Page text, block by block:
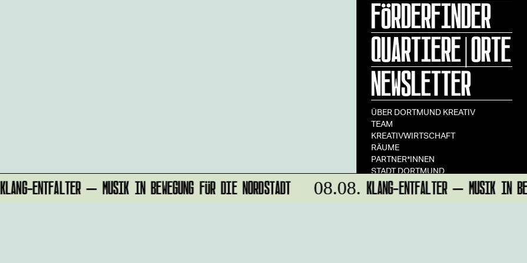
FÖRDERFINDER
QUARTIERE|ORTE
NEWSLETTER
ÜBER DORTMUND KREATIV
TEAM
KREATIVWIRTSCHAFT
RÄUME
PARTNER*INNEN
STADT DORTMUND
IMPRESSUM
DATENSCHUTZ
ENTFALTER – MUSIK IN BEWEGUNG FÜR DIE NORDSTADT 08.08.KLANG-ENTFALTER – MUSIK IN